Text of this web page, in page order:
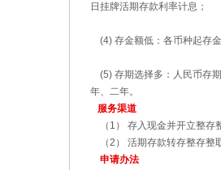
日挂牌活期存款利率计息；
(4) 存金额低：各币种起存
(5) 存期选择多：人民币存
年、二年。
服务渠道
（1） 存入现金并开立整存
（2） 活期存款转存整存整
申请办法